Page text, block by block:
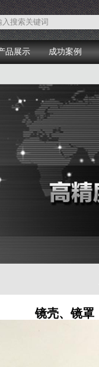
品展示 成功案例
镜壳、镜罩